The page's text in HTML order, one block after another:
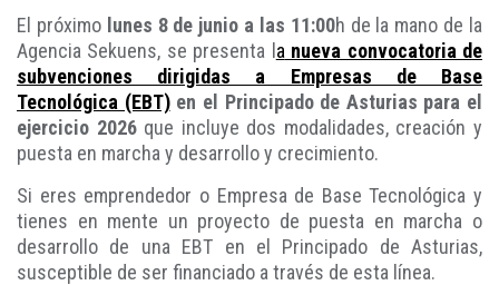
El próximolunes 8 de junio a las 11:00h de la mano de la
Agencia Sekuens, se presenta la nueva convocatoria de
subvenciones dirigidas a Empresas de Base
Tecnológica (EBT)en el Principado de Asturias para el
ejercicio 2026que incluye dos modalidades, creación y
puesta en marcha y desarrollo y crecimiento.
Si eres emprendedor o Empresa de Base Tecnológica y
tienes en mente un proyecto de puesta en marcha o
desarrollo de una EBT en el Principado de Asturias,
susceptible de ser financiado a través de esta línea.